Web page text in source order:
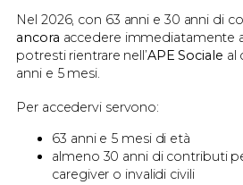
Nel 2026, con 63 anni e 30 anni di
ancora accedere immediatamente
potresti rientrare nell’APE Sociale al
anni e 5 mesi.
Per accedervi servono:
63 anni e 5 mesi di età
almeno 30 anni di contributi
caregiver o invalidi civili